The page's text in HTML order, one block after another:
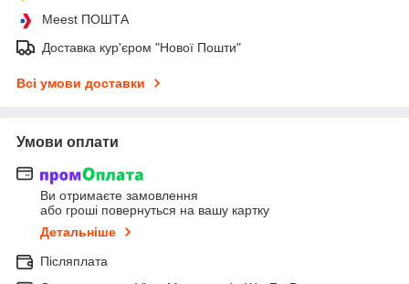
Meest ПОШТА
Доставка кур'єром "Нової Пошти"
Всі умови доставки
Умови оплати
Ви отримаєте замовлення
або гроші повернуться на вашу картку
Детальніше
Післяплата